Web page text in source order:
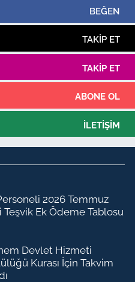
BEĞEN
TAKIP ET
TAKIP ET
ABONE OL
İLETIŞIM
2026 Temmuz
Teşvik Ek Ödeme Tablosu
Devlet Hizmeti
Kurası İçin Takvim